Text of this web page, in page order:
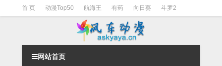
首 页 动漫Top50 航海王 有药 向日葵 斗罗2
一拳超人 柯南 阴阳师
网站首页